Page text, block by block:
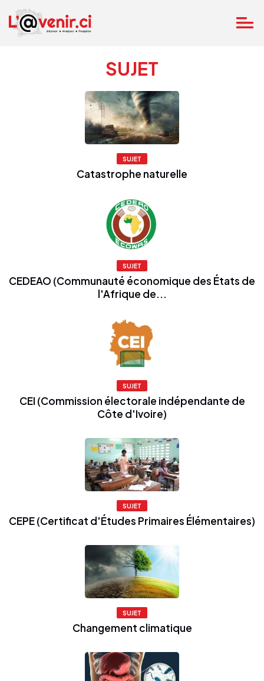
SUJET
SUJET
Catastrophe naturelle
SUJET
CEDEAO (Communauté économique des États de
l'Afrique de...
SUJET
CEI (Commission électorale indépendante de
Côte d'Ivoire)
SUJET
CEPE (Certificat d'Études Primaires Élémentaires)
SUJET
Changement climatique